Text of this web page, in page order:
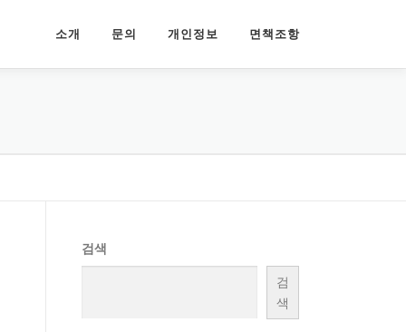
소개 문의 개인정보 면책조항
검색
검
색